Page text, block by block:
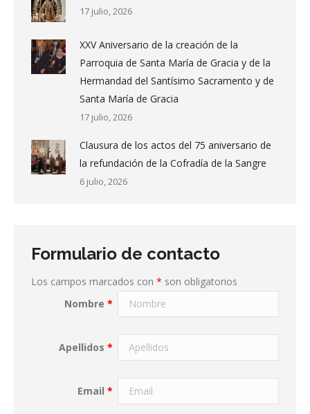
17 julio, 2026
XXV Aniversario de la creación de la
Parroquia de Santa María de Gracia y de la
Hermandad del Santísimo Sacramento y de
Santa María de Gracia
17 julio, 2026
Clausura de los actos del 75 aniversario de
la refundación de la Cofradía de la Sangre
6 julio, 2026
Formulario de contacto
Los campos marcados con * son obligatorios
Nombre*
Apellidos*
Email*